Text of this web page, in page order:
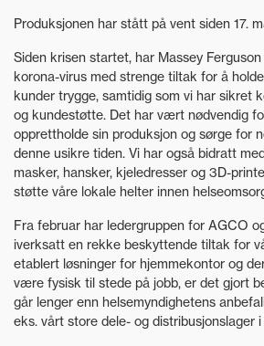
Produksjonen har stått på vent siden 17.
Siden krisen startet, har Massey
korona-virus med strenge tiltak for å
kunder trygge, samtidig som vi har sikret
og kundestøtte. Det har vært nødvendig
opprettholde sin produksjon og sørge for
denne usikre tiden. Vi har også bidratt
masker, hansker, kjeledresser og 3D-
støtte våre lokale helter innen
Fra februar har ledergruppen for AGCO
iverksatt en rekke beskyttende tiltak for
etablert løsninger for hjemmekontor og
være fysisk til stede på jobb, er det gjort
går lenger enn helsemyndighetens
eks. vårt store dele- og distribusjonslager